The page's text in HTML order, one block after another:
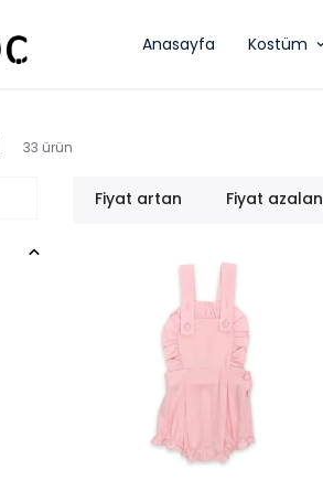
Anasayfa Kostüm
33 ürün
Fiyat artan Fiyat azalan